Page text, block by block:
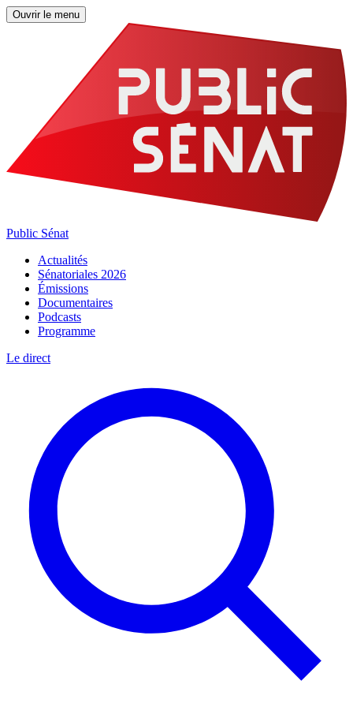
Ouvrir le menu
Public Sénat
Actualités
Sénatoriales 2026
Émissions
Documentaires
Podcasts
Programme
Le direct